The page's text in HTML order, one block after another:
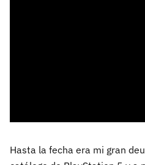
Hasta la fecha era mi gran